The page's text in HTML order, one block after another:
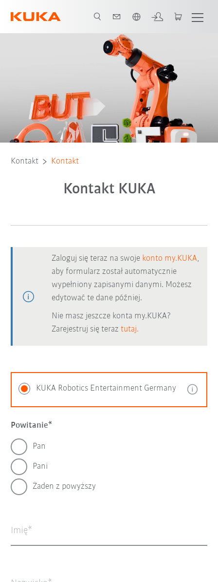
Kontakt Kontakt
Kontakt KUKA
Zaloguj się teraz na swoje konto my.KUKA,
aby formularz został automatycznie
wypełniony zapisanymi danymi. Możesz
edytować te dane później.
Nie masz jeszcze konta my.KUKA?
Zarejestruj się teraztutaj.
KUKA Robotics Entertainment Germany
Powitanie
Pan
Pani
Żaden z powyższy
Imię